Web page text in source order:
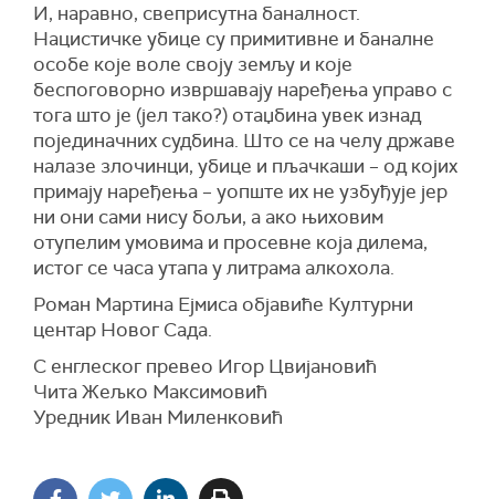
И, наравно, свеприсутна баналност.
Нацистичке убице су примитивне и баналне
особе које воле своју земљу и које
беспоговорно извршавају наређења управо с
тога што је (јел тако?) отаџбина увек изнад
појединачних судбина. Што се на челу државе
налазе злочинци, убице и пљачкаши – од којих
примају наређења – уопште их не узбуђује јер
ни они сами нису бољи, а ако њиховим
отупелим умовима и просевне која дилема,
истог се часа утапа у литрама алкохола.
Роман Мартина Ејмиса објавиће Културни
центар Новог Сада.
С енглеског превео Игор Цвијановић
Чита Жељко Максимовић
Уредник Иван Миленковић